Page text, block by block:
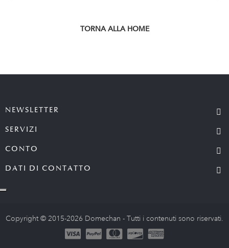
TORNA ALLA HOME
NEWSLETTER
SERVIZI
CONTO
DATI DI CONTATTO
Copyright © 2015-2026 Domechan - Tutti i contenuti sono riservati.